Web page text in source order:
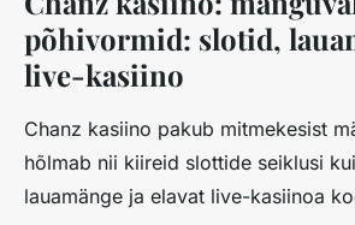
põhivormid: slotid,
live-kasiino
Chanz kasiino pakub mitmekesist
hõlmab nii kiireid slottide seiklusi
lauamänge ja elavat live-kasiinoa